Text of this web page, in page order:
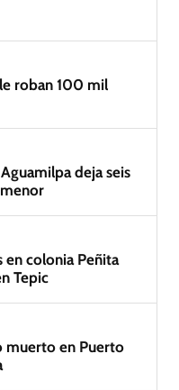
roban 100 mil
deja seis
en colonia Peñita
Tepic
muerto en Puerto